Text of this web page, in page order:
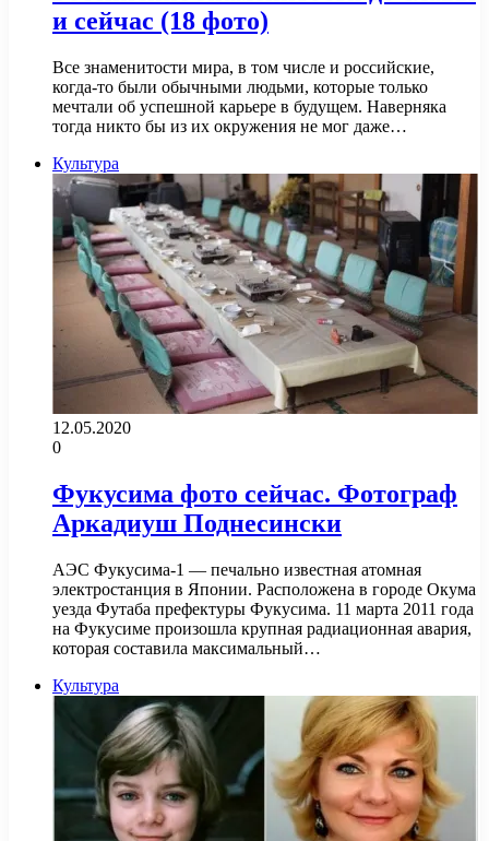
и сейчас (18 фото)
Все знаменитости мира, в том числе и российские,
когда-то были обычными людьми, которые только
мечтали об успешной карьере в будущем. Наверняка
тогда никто бы из их окружения не мог даже…
Культура
12.05.2020
0
Фукусима фото сейчас. Фотограф
Аркадиуш Поднесински
АЭС Фукусима-1 — печально известная атомная
электростанция в Японии. Расположена в городе Окума
уезда Футаба префектуры Фукусима. 11 марта 2011 года
на Фукусиме произошла крупная радиационная авария,
которая составила максимальный…
Культура